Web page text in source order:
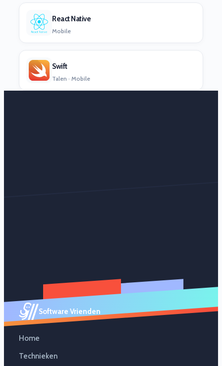
React Native
Mobile
Swift
Talen · Mobile
Software Vrienden
Home
Technieken